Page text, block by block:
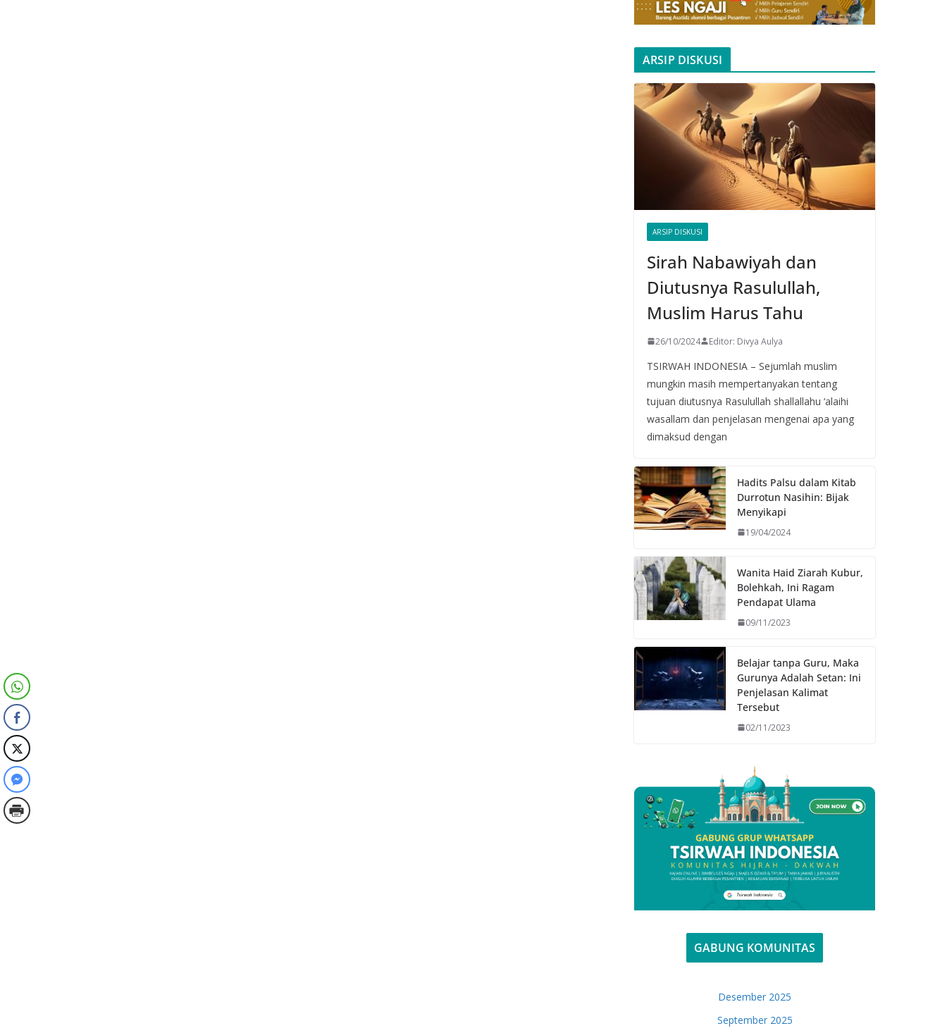
ARSIP DISKUSI
ARSIP DISKUSI
Sirah Nabawiyah dan
Diutusnya Rasulullah,
Muslim Harus Tahu
26/10/2024 Editor: Divya Aulya
TSIRWAH INDONESIA – Sejumlah muslim
mungkin masih mempertanyakan tentang
tujuan diutusnya Rasulullah shallallahu ‘alaihi
wasallam dan penjelasan mengenai apa yang
dimaksud dengan
Hadits Palsu dalam Kitab
Durrotun Nasihin: Bijak
Menyikapi
19/04/2024
Wanita Haid Ziarah Kubur,
Bolehkah, Ini Ragam
Pendapat Ulama
09/11/2023
Belajar tanpa Guru, Maka
Gurunya Adalah Setan: Ini
Penjelasan Kalimat
Tersebut
02/11/2023
GABUNG KOMUNITAS
Desember 2025
September 2025